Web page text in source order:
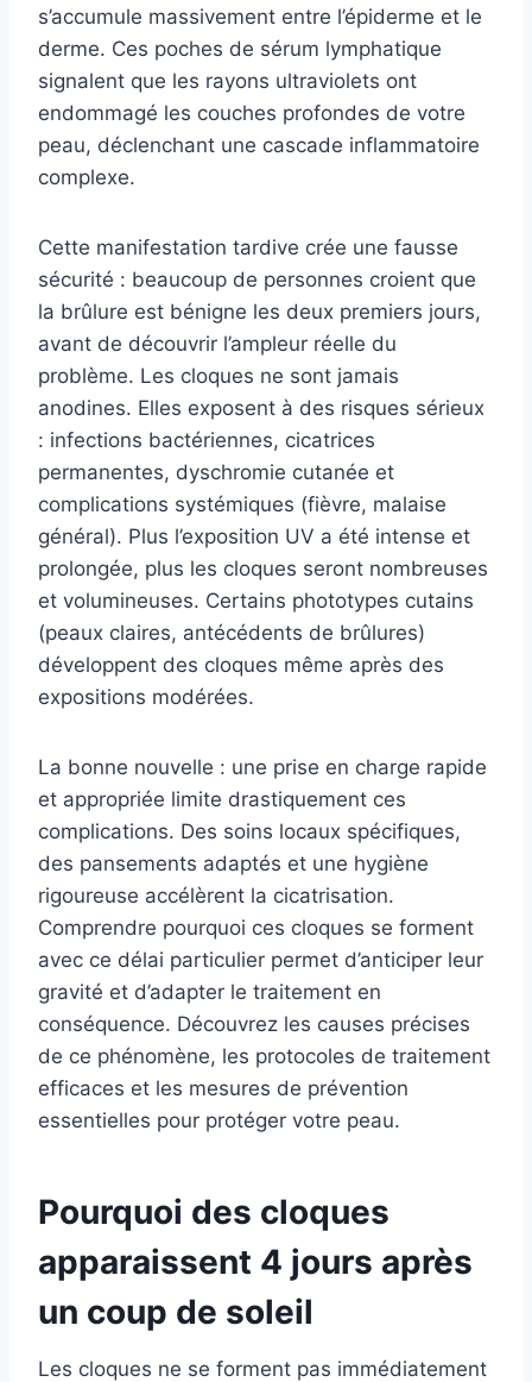
s’accumule massivement entre l’épiderme et le
derme. Ces poches de sérum lymphatique
signalent que les rayons ultraviolets ont
endommagé les couches profondes de votre
peau, déclenchant une cascade inflammatoire
complexe.
Cette manifestation tardive crée une fausse
sécurité : beaucoup de personnes croient que
la brûlure est bénigne les deux premiers jours,
avant de découvrir l’ampleur réelle du
problème. Les cloques ne sont jamais
anodines. Elles exposent à des risques sérieux
: infections bactériennes, cicatrices
permanentes, dyschromie cutanée et
complications systémiques (fièvre, malaise
général). Plus l’exposition UV a été intense et
prolongée, plus les cloques seront nombreuses
et volumineuses. Certains phototypes cutains
(peaux claires, antécédents de brûlures)
développent des cloques même après des
expositions modérées.
La bonne nouvelle : une prise en charge rapide
et appropriée limite drastiquement ces
complications. Des soins locaux spécifiques,
des pansements adaptés et une hygiène
rigoureuse accélèrent la cicatrisation.
Comprendre pourquoi ces cloques se forment
avec ce délai particulier permet d’anticiper leur
gravité et d’adapter le traitement en
conséquence. Découvrez les causes précises
de ce phénomène, les protocoles de traitement
efficaces et les mesures de prévention
essentielles pour protéger votre peau.
Pourquoi des cloques
apparaissent 4 jours après
un coup de soleil
Les cloques ne se forment pas immédiatement